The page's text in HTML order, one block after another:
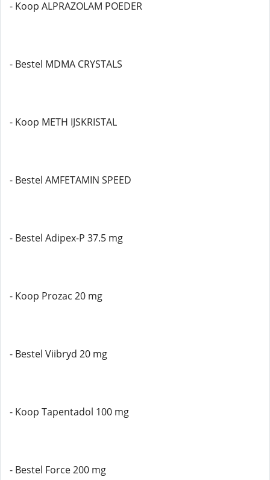
- Koop ALPRAZOLAM POEDER
- Bestel MDMA CRYSTALS
- Koop METH IJSKRISTAL
- Bestel AMFETAMIN SPEED
- Bestel Adipex-P 37.5 mg
- Koop Prozac 20 mg
- Bestel Viibryd 20 mg
- Koop Tapentadol 100 mg
- Bestel Force 200 mg